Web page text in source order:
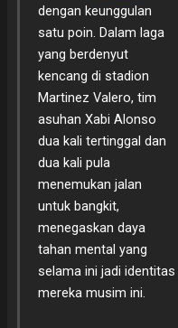
dengan keunggulan
satu poin. Dalam laga
yang berdenyut
kencang di stadion
Martinez Valero, tim
asuhan Xabi Alonso
dua kali tertinggal dan
dua kali pula
menemukan jalan
untuk bangkit,
menegaskan daya
tahan mental yang
selama ini jadi identitas
mereka musim ini.